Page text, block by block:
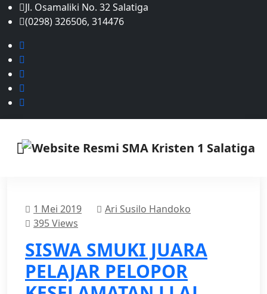
Jl. Osamaliki No. 32 Salatiga
(0298) 326506, 314476
1 Mei 2019
Ari Susilo Handoko
395 Views
SISWA SMUKI JUARA
PELAJAR PELOPOR